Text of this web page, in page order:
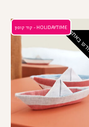
חדש באתר
HOLIDAYTIME - קוד קופון